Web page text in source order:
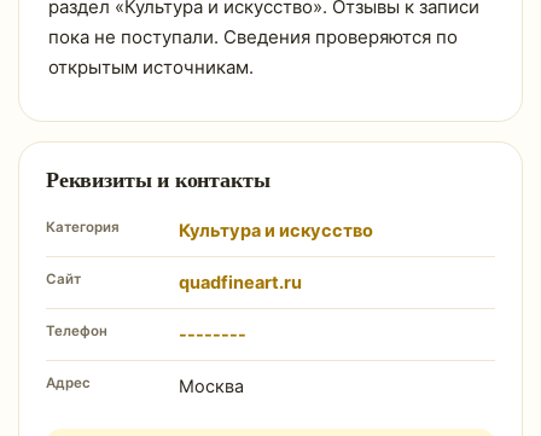
раздел «Культура и искусство». Отзывы к записи
пока не поступали. Сведения проверяются по
открытым источникам.
Реквизиты и контакты
Категория Культура и искусство
Сайт quadfineart.ru
Телефон --------
Адрес Москва